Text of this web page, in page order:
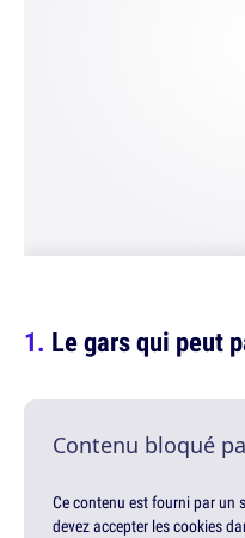
Le gars qui peut
Contenu bloqué
Ce contenu est fourni par un
devez accepter les cookies